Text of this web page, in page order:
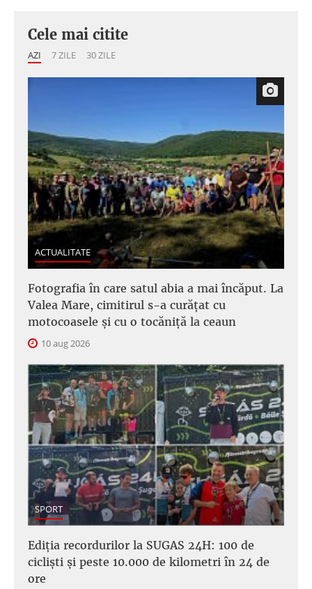
Cele mai citite
AZI 7 ZILE 30 ZILE
ACTUALITATE
Fotografia în care satul abia a mai încăput. La
Valea Mare, cimitirul s-a curățat cu
motocoasele și cu o tocăniță la ceaun
10 aug 2026
SPORT
Ediția recordurilor la SUGAS 24H: 100 de
cicliști și peste 10.000 de kilometri în 24 de
ore